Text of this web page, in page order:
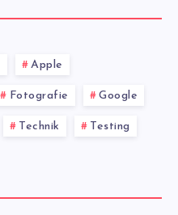
Apple
Fotografie Google
Technik Testing